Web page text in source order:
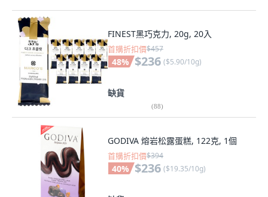
FINEST黑巧克力, 20g, 20入
首購折扣價$457
48% $236 ($5.90/10g)
缺貨
(88)
GODIVA 熔岩松露蛋糕, 122克, 1個
首購折扣價$394
40% $236 ($19.35/10g)